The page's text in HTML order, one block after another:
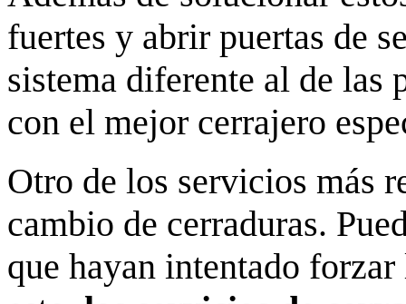
fuertes y abrir puertas de
sistema diferente al de las
con el mejor cerrajero
Otro de los servicios más
cambio de cerraduras.
que hayan intentado